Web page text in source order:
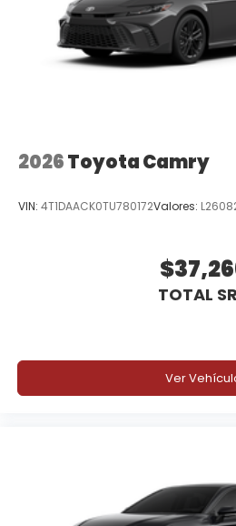
2026Toyota Camry
VIN: 4T1DAACK0TU780172Valores:
TOTAL
Ver